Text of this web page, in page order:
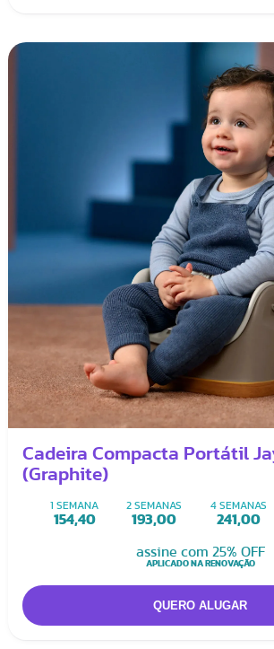
Cadeira Compacta Portátil
(Graphite)
1 SEMANA
154,40
2 SEMANAS
193,00
4 SEMANAS
241,00
assine com 25% OFF
APLICADO NA RENOVAÇÃO